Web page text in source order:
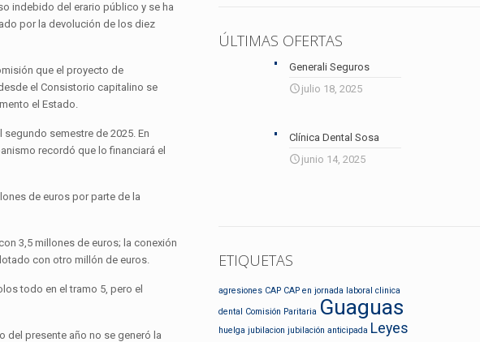
indebido del erario público y se ha
por la devolución de los diez
que el proyecto de
el Consistorio capitalino se
el Estado.
semestre de 2025. En
recordó que lo financiará el
de euros por parte de la
3,5 millones de euros; la conexión
con otro millón de euros.
todo en el tramo 5, pero el
del presente año no se generó la
ÚLTIMAS OFERTAS
Generali Seguros
julio 18, 2025
Clínica Dental Sosa
junio 14, 2025
ETIQUETAS
agresiones CAP CAP en jornada laboral clinica
dental Comisión Paritaria Guaguas
huelga jubilacion jubilación anticipada Leyes